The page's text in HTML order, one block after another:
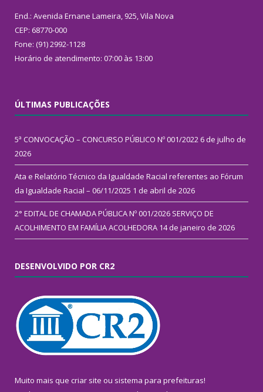
End.: Avenida Ernane Lameira, 925, Vila Nova
CEP: 68770-000
Fone: (91) 2992-1128
Horário de atendimento: 07:00 às 13:00
ÚLTIMAS PUBLICAÇÕES
5ª CONVOCAÇÃO – CONCURSO PÚBLICO Nº 001/2022 6 de julho de
2026
Ata e Relatório Técnico da Igualdade Racial referentes ao Fórum
da Igualdade Racial – 06/11/2025 1 de abril de 2026
2° EDITAL DE CHAMADA PÚBLICA Nº 001/2026 SERVIÇO DE
ACOLHIMENTO EM FAMÍLIA ACOLHEDORA 14 de janeiro de 2026
DESENVOLVIDO POR CR2
Muito mais que criar site ou sistema para prefeituras!